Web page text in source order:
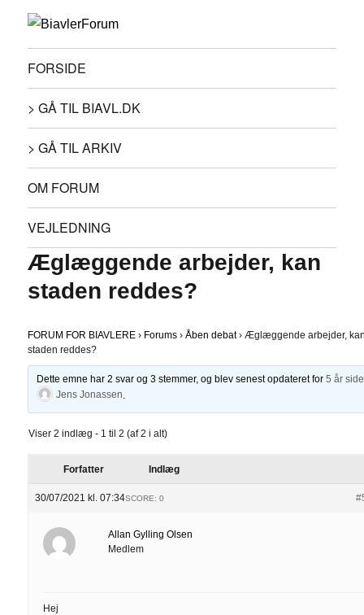
FORSIDE
> GÅ TIL BIAVL.DK
> GÅ TIL ARKIV
OM FORUM
VEJLEDNING
Æglæggende arbejder, kan
staden reddes?
FORUM FOR BIAVLERE › Forums › Åben debat › Æglæggende arbejder,
staden reddes?
Dette emne har 2 svar og 3 stemmer, og blev senest opdateret for 5 år
Jens Jonassen
Viser 2 indlæg - 1 til 2 (af 2 i alt)
Forfatter Indlæg
30/07/2021 kl. 07:34SCORE: 0
Allan Gylling Olsen
Medlem
Hej